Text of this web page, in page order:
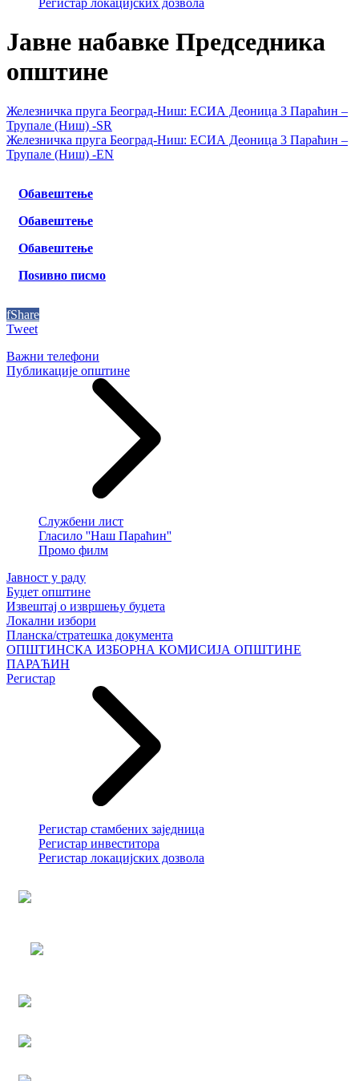
Регистар локацијских дозвола
Јавне набавке Председника
општине
Железничка пруга Београд-Ниш: ЕСИА Деоница 3 Параћин –
Трупале (Ниш) -SR
Железничка пруга Београд-Ниш: ЕСИА Деоница 3 Параћин –
Трупале (Ниш) -EN
Обавештење
Обавештење
Обавештење
Поѕивно писмо
fShare
Tweet
Важни телефони
Публикације општине
Службени лист
Гласило ''Наш Параћин''
Промо филм
Јавност у раду
Буџет општине
Извештај о извршењу буџета
Локални избори
Планска/стратешка документа
ОПШТИНСКА ИЗБОРНА КОМИСИЈА ОПШТИНЕ
ПАРАЋИН
Регистар
Регистар стамбених заједница
Регистар инвеститора
Регистар локацијских дозвола